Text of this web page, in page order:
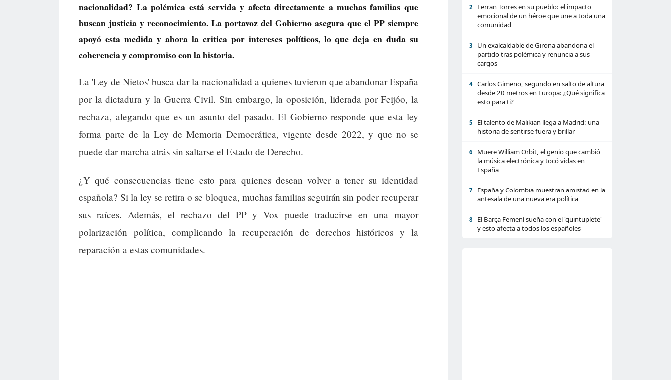
nacionalidad? La polémica está servida y afecta directamente a muchas familias que
buscan justicia y reconocimiento. La portavoz del Gobierno asegura que el PP siempre
apoyó esta medida y ahora la critica por intereses políticos, lo que deja en duda su
coherencia y compromiso con la historia.
La 'Ley de Nietos' busca dar la nacionalidad a quienes tuvieron que abandonar España
por la dictadura y la Guerra Civil. Sin embargo, la oposición, liderada por Feijóo, la
rechaza, alegando que es un asunto del pasado. El Gobierno responde que esta ley
forma parte de la Ley de Memoria Democrática, vigente desde 2022, y que no se
puede dar marcha atrás sin saltarse el Estado de Derecho.
¿Y qué consecuencias tiene esto para quienes desean volver a tener su identidad
española? Si la ley se retira o se bloquea, muchas familias seguirán sin poder recuperar
sus raíces. Además, el rechazo del PP y Vox puede traducirse en una mayor
polarización política, complicando la recuperación de derechos históricos y la
reparación a estas comunidades.
2
Ferran Torres en su pueblo: el impacto
emocional de un héroe que une a toda una
comunidad
3
Un exalcaldable de Girona abandona el
partido tras polémica y renuncia a sus
cargos
4
Carlos Gimeno, segundo en salto de altura
desde 20 metros en Europa: ¿Qué significa
esto para ti?
5
El talento de Malikian llega a Madrid: una
historia de sentirse fuera y brillar
6
Muere William Orbit, el genio que cambió
la música electrónica y tocó vidas en
España
7
España y Colombia muestran amistad en la
antesala de una nueva era política
8
El Barça Femení sueña con el 'quintuplete'
y esto afecta a todos los españoles